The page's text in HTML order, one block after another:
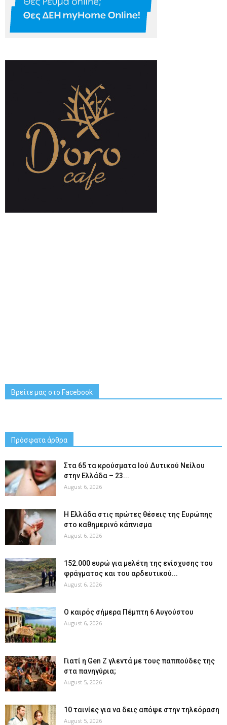
Βρείτε μας στο Facebook
Πρόσφατα άρθρα
Στα 65 τα κρούσματα Ιού Δυτικού Νείλου
στην Ελλάδα – 23...
August 6, 2026
Η Ελλάδα στις πρώτες θέσεις της Ευρώπης
στο καθημερινό κάπνισμα
August 6, 2026
152.000 ευρώ για μελέτη της ενίσχυσης του
φράγματος και του αρδευτικού...
August 6, 2026
Ο καιρός σήμερα Πέμπτη 6 Αυγούστου
August 6, 2026
Γιατί η Gen Z γλεντά με τους παππούδες της
στα πανηγύρια;
August 5, 2026
10 ταινίες για να δεις απόψε στην τηλεόραση
August 5, 2026